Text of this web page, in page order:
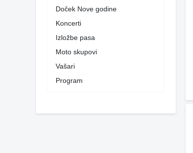
Doček Nove godine
Koncerti
Izložbe pasa
Moto skupovi
Vašari
Program